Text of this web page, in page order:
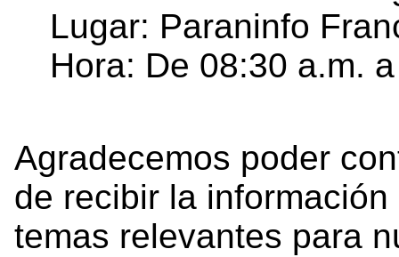
Lugar: Paraninfo
Hora: De 08:30 a.m.
Agradecemos poder
de recibir la
temas relevantes para